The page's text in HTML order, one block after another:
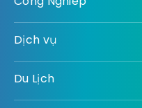
Dịch vụ
Du Lịch